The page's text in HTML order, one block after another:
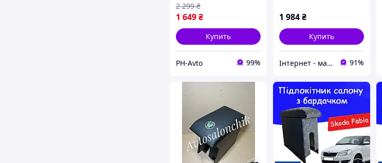
1 649₴
2 299 ₴
Купить
PH-Avto 99%
1 984₴
Купить
Інтернет - магазин "driver" 91%